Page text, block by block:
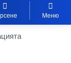
Меню